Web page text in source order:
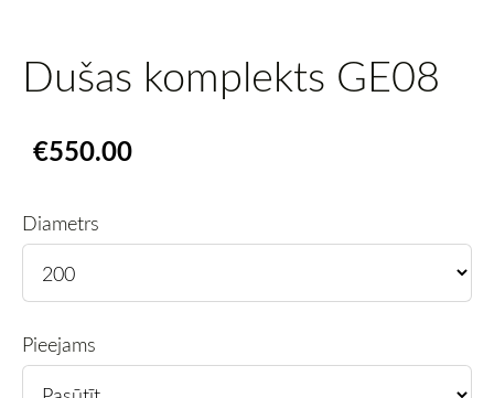
Dušas komplekts GE08
€550.00
Diametrs
Pieejams